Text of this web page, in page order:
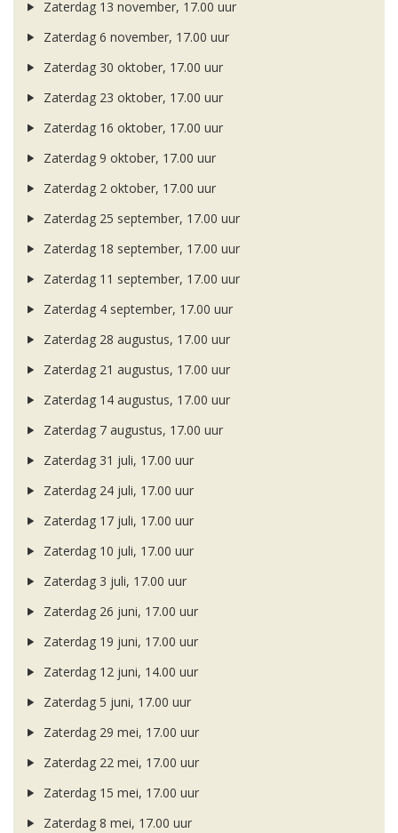
Zaterdag 13 november, 17.00 uur
Zaterdag 6 november, 17.00 uur
Zaterdag 30 oktober, 17.00 uur
Zaterdag 23 oktober, 17.00 uur
Zaterdag 16 oktober, 17.00 uur
Zaterdag 9 oktober, 17.00 uur
Zaterdag 2 oktober, 17.00 uur
Zaterdag 25 september, 17.00 uur
Zaterdag 18 september, 17.00 uur
Zaterdag 11 september, 17.00 uur
Zaterdag 4 september, 17.00 uur
Zaterdag 28 augustus, 17.00 uur
Zaterdag 21 augustus, 17.00 uur
Zaterdag 14 augustus, 17.00 uur
Zaterdag 7 augustus, 17.00 uur
Zaterdag 31 juli, 17.00 uur
Zaterdag 24 juli, 17.00 uur
Zaterdag 17 juli, 17.00 uur
Zaterdag 10 juli, 17.00 uur
Zaterdag 3 juli, 17.00 uur
Zaterdag 26 juni, 17.00 uur
Zaterdag 19 juni, 17.00 uur
Zaterdag 12 juni, 14.00 uur
Zaterdag 5 juni, 17.00 uur
Zaterdag 29 mei, 17.00 uur
Zaterdag 22 mei, 17.00 uur
Zaterdag 15 mei, 17.00 uur
Zaterdag 8 mei, 17.00 uur